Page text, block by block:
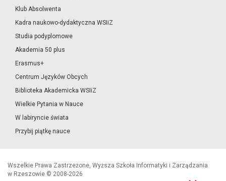
Klub Absolwenta
Kadra naukowo-dydaktyczna WSIiZ
Studia podyplomowe
Akademia 50 plus
Erasmus+
Centrum Języków Obcych
Biblioteka Akademicka WSIiZ
Wielkie Pytania w Nauce
W labiryncie świata
Przybij piątkę nauce
Wszelkie Prawa Zastrzeżone, Wyższa Szkoła Informatyki i Zarządzania
w Rzeszowie © 2008-2026